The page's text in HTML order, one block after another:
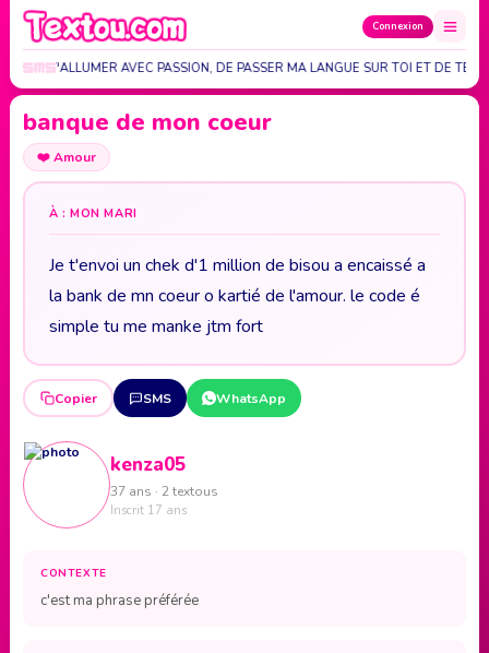
Connexion
DE T'ALLUMER AVEC PASSION, DE PASSER MA LANGUE SUR TOI ET DE TE…
banque de mon coeur
❤️Amour
À : MON MARI
Je t'envoi un chek d'1 million de bisou a encaissé a
la bank de mn coeur o kartié de l'amour. le code é
simple tu me manke jtm fort
Copier SMS WhatsApp
kenza05
37 ans · 2 textous
Inscrit 17 ans
CONTEXTE
c'est ma phrase préférée